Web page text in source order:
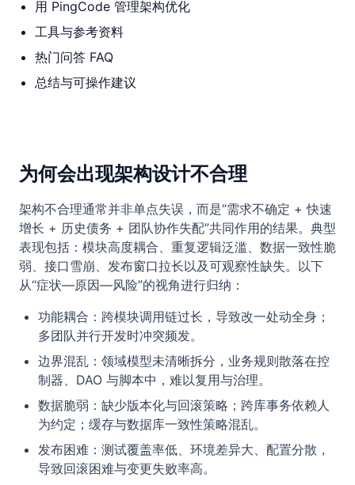
用 PingCode 管理架构优化
工具与参考资料
热门问答 FAQ
总结与可操作建议
为何会出现架构设计不合理
架构不合理通常并非单点失误，而是“需求不确定 + 快速
增长 + 历史债务 + 团队协作失配”共同作用的结果。典型
表现包括：模块高度耦合、重复逻辑泛滥、数据一致性脆
弱、接口雪崩、发布窗口拉长以及可观察性缺失。以下
从“症状—原因—风险”的视角进行归纳：
功能耦合：跨模块调用链过长，导致改一处动全身；
多团队并行开发时冲突频发。
边界混乱：领域模型未清晰拆分，业务规则散落在控
制器、DAO 与脚本中，难以复用与治理。
数据脆弱：缺少版本化与回滚策略；跨库事务依赖人
为约定；缓存与数据库一致性策略混乱。
发布困难：测试覆盖率低、环境差异大、配置分散，
导致回滚困难与变更失败率高。